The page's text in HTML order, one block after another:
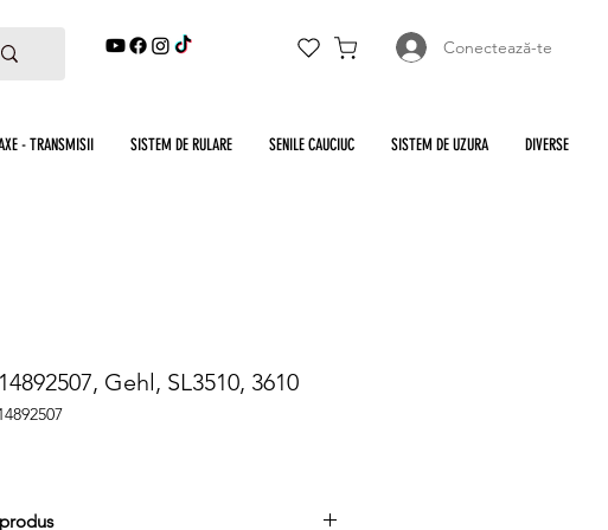
Conectează-te
- TRANSMISII SISTEM DE RULARE SENILE CAUCIUC SISTEM DE UZURA DIVERSE
Gehl, SL3510, 3610